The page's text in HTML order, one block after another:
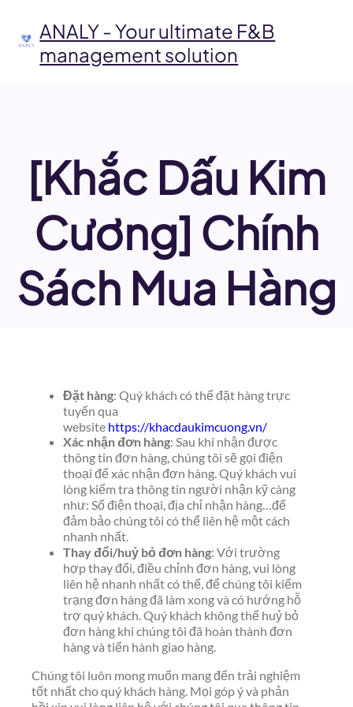
contentANALY - Your ultimate F&B
management solution
[Khắc Dấu Kim
Cương] Chính
Sách Mua Hàng
Đặt hàng: Quý khách có thể đặt hàng trực
tuyến qua
website https://khacdaukimcuong.vn/
Xác nhận đơn hàng: Sau khi nhận được
thông tin đơn hàng, chúng tôi sẽ gọi điện
thoại để xác nhận đơn hàng. Quý khách vui
lòng kiểm tra thông tin người nhận kỹ càng
như: Số điện thoại, địa chỉ nhận hàng…để
đảm bảo chúng tôi có thể liên hệ một cách
nhanh nhất.
Thay đổi/huỷ bỏ đơn hàng: Với trường
hợp thay đổi, điều chỉnh đơn hàng, vui lòng
liên hệ nhanh nhất có thể, để chúng tôi kiểm
trạng đơn hàng đã làm xong và có hướng hỗ
trợ quý khách. Quý khách không thể huỷ bỏ
đơn hàng khi chúng tôi đã hoàn thành đơn
hàng và tiến hành giao hàng.
Chúng tôi luôn mong muốn mang đến trải nghiệm
tốt nhất cho quý khách hàng. Mọi góp ý và phản